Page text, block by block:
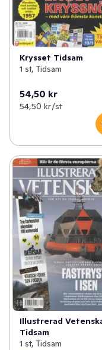
Krysset Tidsam
1 st, Tidsam
54,50 kr
54,50 kr /st
Illustrerad
Tidsam
1 st, Tidsam